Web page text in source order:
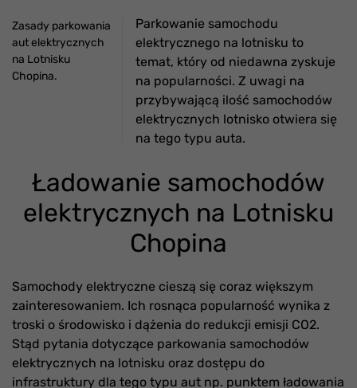
Zasady parkowania
aut elektrycznych
na Lotnisku
Chopina.
Parkowanie samochodu
elektrycznego na lotnisku to
temat, który od niedawna zyskuje
na popularności. Z uwagi na
przybywającą ilość samochodów
elektrycznych lotnisko otwiera się
na tego typu auta.
Ładowanie samochodów
elektrycznych na Lotnisku
Chopina
Samochody elektryczne cieszą się coraz większym
zainteresowaniem. Ich rosnąca popularność wynika z
troski o środowisko i dążenia do redukcji emisji CO2.
Stąd pytania dotyczące parkowania samochodów
elektrycznych na lotnisku oraz dostępu do
infrastruktury dla tego typu aut np. punktem ładowania